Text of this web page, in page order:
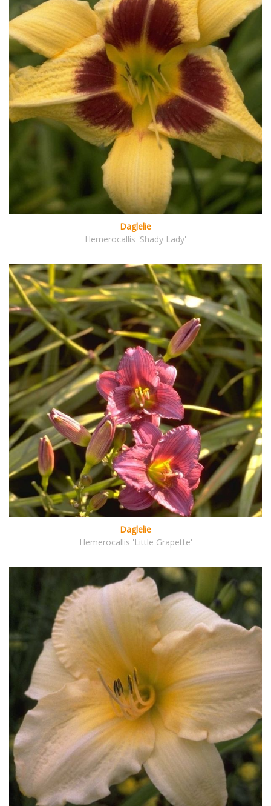
Daglelie
Hemerocallis 'Shady Lady'
Daglelie
Hemerocallis 'Little Grapette'